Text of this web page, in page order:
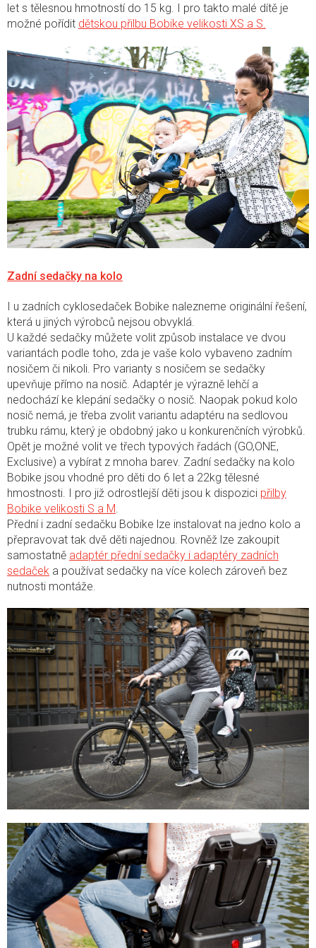
let s tělesnou hmotností do 15 kg. I pro takto malé dítě je
možné pořídit dětskou přilbu Bobike velikosti XS a S.
Zadní sedačky na kolo
I u zadních cyklosedaček Bobike nalezneme originální řešení,
která u jiných výrobců nejsou obvyklá.
U každé sedačky můžete volit způsob instalace ve dvou
variantách podle toho, zda je vaše kolo vybaveno zadním
nosičem či nikoli. Pro varianty s nosičem se sedačky
upevňuje přímo na nosič. Adaptér je výrazně lehčí a
nedochází ke klepání sedačky o nosič. Naopak pokud kolo
nosič nemá, je třeba zvolit variantu adaptéru na sedlovou
trubku rámu, který je obdobný jako u konkurenčních výrobků.
Opět je možné volit ve třech typových řadách (GO,ONE,
Exclusive) a vybírat z mnoha barev. Zadní sedačky na kolo
Bobike jsou vhodné pro děti do 6 let a 22kg tělesné
hmostnosti. I pro již odrostlejší děti jsou k dispozici přilby
Bobike velikosti S a M
Přední i zadní sedačku Bobike lze instalovat na jedno kolo a
přepravovat tak dvě děti najednou. Rovněž lze zakoupit
samostatně adaptér přední sedačky i adaptéry zadních
sedaček a používat sedačky na více kolech zároveň bez
nutnosti montáže.